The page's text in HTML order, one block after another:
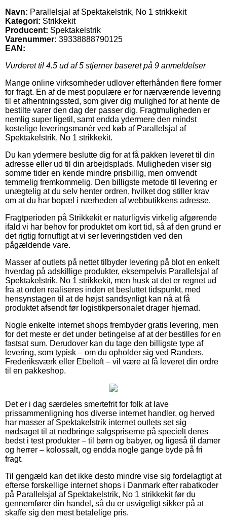
Navn: Parallelsjal af Spektakelstrik, No 1 strikkekit
Kategori: Strikkekit
Producent: Spektakelstrik
Varenummer: 39338888790125
EAN:
Vurderet til 4.5 ud af 5 stjerner baseret på 9 anmeldelser
Mange online virksomheder udlover efterhånden flere former
for fragt. En af de mest populære er for nærværende levering
til et afhentningssted, som giver dig mulighed for at hente de
bestilte varer den dag der passer dig. Fragtmuligheden er
nemlig super ligetil, samt endda ydermere den mindst
kostelige leveringsmanér ved køb af Parallelsjal af
Spektakelstrik, No 1 strikkekit.
Du kan ydermere beslutte dig for at få pakken leveret til din
adresse eller ud til din arbejdsplads. Muligheden viser sig
somme tider en kende mindre prisbillig, men omvendt
temmelig fremkommelig. Den billigste metode til levering er
unægtelig at du selv henter ordren, hvilket dog stiller krav
om at du har bopæl i nærheden af webbutikkens adresse.
Fragtperioden på Strikkekit er naturligvis virkelig afgørende
ifald vi har behov for produktet om kort tid, så af den grund er
det rigtig fornuftigt at vi ser leveringstiden ved den
pågældende vare.
Masser af outlets på nettet tilbyder levering på blot en enkelt
hverdag på adskillige produkter, eksempelvis Parallelsjal af
Spektakelstrik, No 1 strikkekit, men husk at det er regnet ud
fra at orden realiseres inden et besluttet tidspunkt, med
hensynstagen til at de højst sandsynligt kan nå at få
produktet afsendt før logistikpersonalet drager hjemad.
Nogle enkelte internet shops frembyder gratis levering, men
for det meste er det under betingelse af at der bestilles for en
fastsat sum. Derudover kan du tage den billigste type af
levering, som typisk – om du opholder sig ved Randers,
Frederiksværk eller Ebeltoft – vil være at få leveret din ordre
til en pakkeshop.
Det er i dag særdeles smertefrit for folk at lave
prissammenligning hos diverse internet handler, og herved
har masser af Spektakelstrik internet outlets set sig
nødsaget til at nedbringe salgspriserne på specielt deres
bedst i test produkter – til børn og babyer, og ligeså til damer
og herrer – kolossalt, og endda nogle gange byde på fri
fragt.
Til gengæld kan det ikke desto mindre vise sig fordelagtigt at
efterse forskellige internet shops i Danmark efter rabatkoder
på Parallelsjal af Spektakelstrik, No 1 strikkekit før du
gennemfører din handel, så du er usvigeligt sikker på at
skaffe sig den mest betalelige pris.